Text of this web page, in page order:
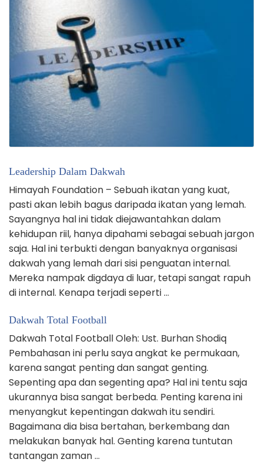
Leadership Dalam Dakwah
Himayah Foundation – Sebuah ikatan yang kuat,
pasti akan lebih bagus daripada ikatan yang lemah.
Sayangnya hal ini tidak diejawantahkan dalam
kehidupan riil, hanya dipahami sebagai sebuah jargon
saja. Hal ini terbukti dengan banyaknya organisasi
dakwah yang lemah dari sisi penguatan internal.
Mereka nampak digdaya di luar, tetapi sangat rapuh
di internal. Kenapa terjadi seperti …
Dakwah Total Football
Dakwah Total Football Oleh: Ust. Burhan Shodiq
Pembahasan ini perlu saya angkat ke permukaan,
karena sangat penting dan sangat genting.
Sepenting apa dan segenting apa? Hal ini tentu saja
ukurannya bisa sangat berbeda. Penting karena ini
menyangkut kepentingan dakwah itu sendiri.
Bagaimana dia bisa bertahan, berkembang dan
melakukan banyak hal. Genting karena tuntutan
tantangan zaman …